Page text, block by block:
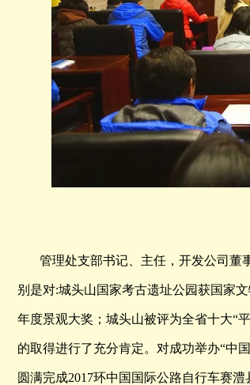
管理处支部书记、主任，开发公司董
别是对:城头山国家考古遗址公园获国家
年度景观大奖；城头山被评为全省十大“
的取得进行了充分肯定。对成功举办“中
圆满完成2017环中国国际公路自行车赛